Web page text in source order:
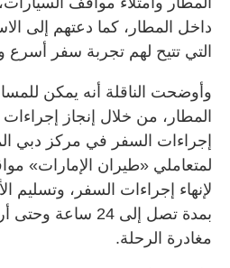
داخل المطار، كما دعتهم إلى
التي تتيح لهم تجربة سفر أسرع
وأوضحت الناقلة أنه يمكن
المطار، من خلال إنجاز
إجراءات السفر في مركز دبي
لمتعاملي «طيران الإمارات»
لإنهاء إجراءات السفر، وتسليم
بمدة تصل إلى 24
مغادرة الرحلة.